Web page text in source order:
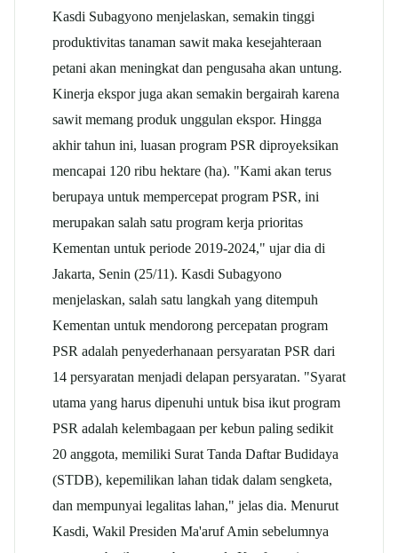
Kasdi Subagyono menjelaskan, semakin tinggi
produktivitas tanaman sawit maka kesejahteraan
petani akan meningkat dan pengusaha akan untung.
Kinerja ekspor juga akan semakin bergairah karena
sawit memang produk unggulan ekspor. Hingga
akhir tahun ini, luasan program PSR diproyeksikan
mencapai 120 ribu hektare (ha). "Kami akan terus
berupaya untuk mempercepat program PSR, ini
merupakan salah satu program kerja prioritas
Kementan untuk periode 2019-2024," ujar dia di
Jakarta, Senin (25/11). Kasdi Subagyono
menjelaskan, salah satu langkah yang ditempuh
Kementan untuk mendorong percepatan program
PSR adalah penyederhanaan persyaratan PSR dari
14 persyaratan menjadi delapan persyaratan. "Syarat
utama yang harus dipenuhi untuk bisa ikut program
PSR adalah kelembagaan per kebun paling sedikit
20 anggota, memiliki Surat Tanda Daftar Budidaya
(STDB), kepemilikan lahan tidak dalam sengketa,
dan mempunyai legalitas lahan," jelas dia. Menurut
Kasdi, Wakil Presiden Ma'aruf Amin sebelumnya